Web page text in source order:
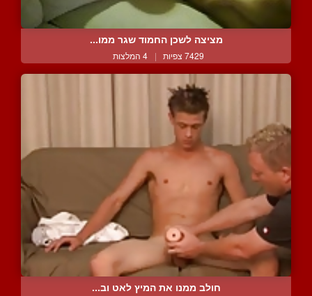
מציצה לשכן החמוד שגר ממו...
7429 צפיות | 4 המלצות
חולב ממנו את המיץ לאט וב...